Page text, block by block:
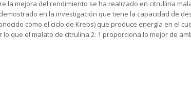
la mejora del rendimiento se ha realizado en citrullina
en la investigación que tiene la capacidad de
como el ciclo de Krebs) que produce energía en el
que el malato de citrulina 2: 1 proporciona lo mejor de